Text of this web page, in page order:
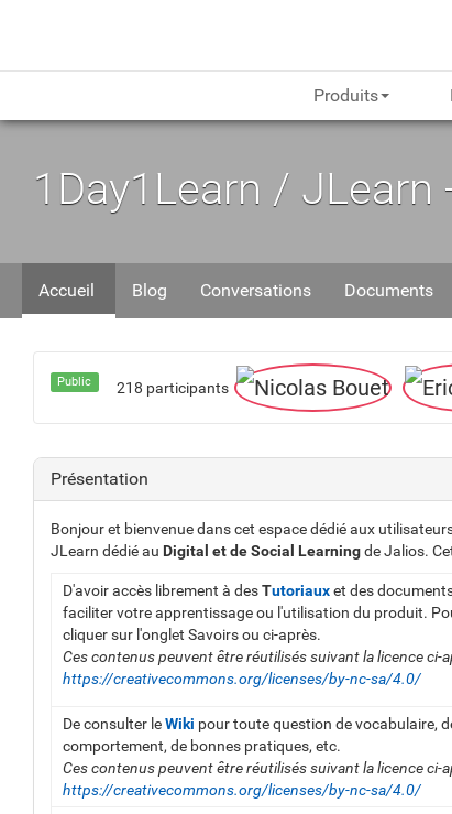
Produits
1Day1Learn /
Accueil Blog Conversations Documents
Public 218 participants
Présentation
Bonjour et bienvenue dans cet espace dédié aux
JLearn dédié au Digital et deSocial Learningde Jalios.
D'avoir accès librement à desTutoriauxet des
faciliter votre apprentissage ou l'utilisation du produit.
cliquer sur l'onglet Savoirs ou ci-après.
Ces contenus peuvent être réutilisés suivant la licence ci-
https://creativecommons.org/licenses/by-nc-sa/4.0/
De consulter leWiki pour toute question de vocabulaire,
comportement, de bonnes pratiques, etc.
Ces contenus peuvent être réutilisés suivant la licence ci-
https://creativecommons.org/licenses/by-nc-sa/4.0/